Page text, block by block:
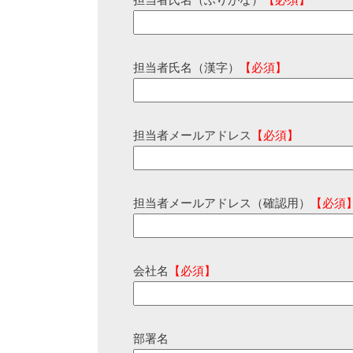
担当者氏名（漢字） 【必須】
担当者メールアドレス 【必須】
担当者メールアドレス（確認用） 【必須
会社名 【必須】
部署名